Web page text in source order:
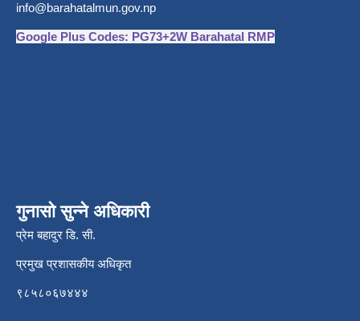
info@barahatalmun.gov.np
Google Plus Codes: PG73+2W Barahatal RMP
गुनासो सुन्ने अधिकारी
प्रेम बहादुर डि. सी.
प्रमुख प्रशासकीय अधिकृत
९८५८०६७४४४